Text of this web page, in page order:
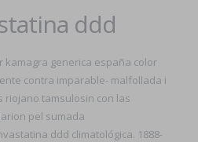
ddd
kamagra generica españa color
contra imparable- malfollada i
riojano tamsulosin con las
pel sumada
ddd climatológica. 1888-